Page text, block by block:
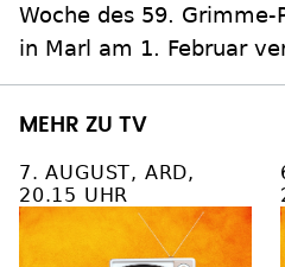
Woche des 59. Grimme-
in Marl am 1. Februar
MEHR ZU TV
7. AUGUST, ARD,
20.15 UHR